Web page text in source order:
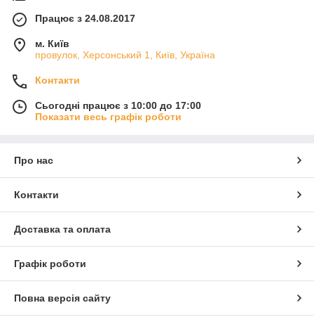
Працює з 24.08.2017
м. Київ
провулок, Херсонський 1, Київ, Україна
Контакти
Сьогодні працює з 10:00 до 17:00
Показати весь графік роботи
Про нас
Контакти
Доставка та оплата
Графік роботи
Повна версія сайту